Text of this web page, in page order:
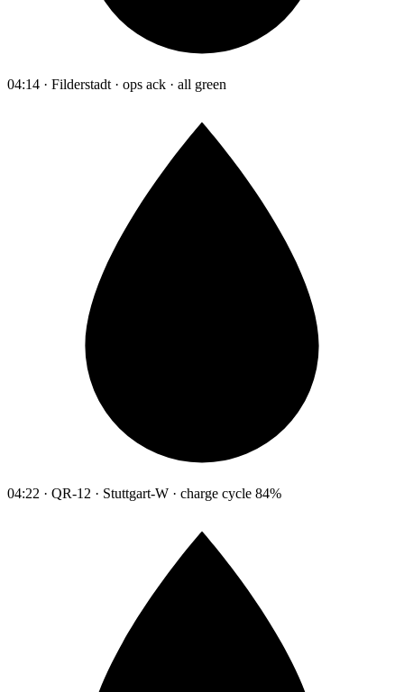
04:14 · Filderstadt · ops ack · all green
04:22 · QR-12 · Stuttgart-W · charge cycle 84%